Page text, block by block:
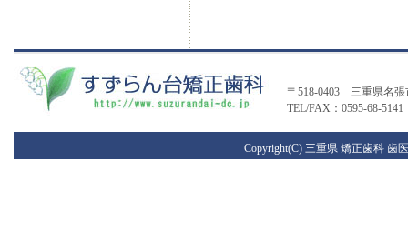
〒518-0403 三重県名張
TEL/FAX：0595-68-5141
Copyright(C) 三重県 矯正歯科 歯